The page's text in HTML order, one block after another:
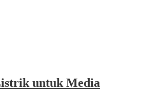
untuk Media